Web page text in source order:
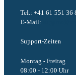
Tel.: +41 61 551 36
E-Mail:
Support-Zeiten
Montag - Freitag
08:00 - 12:00 Uhr